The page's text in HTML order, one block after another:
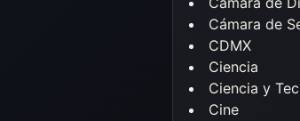
Cámara de
CDMX
Ciencia
Ciencia y
Cine